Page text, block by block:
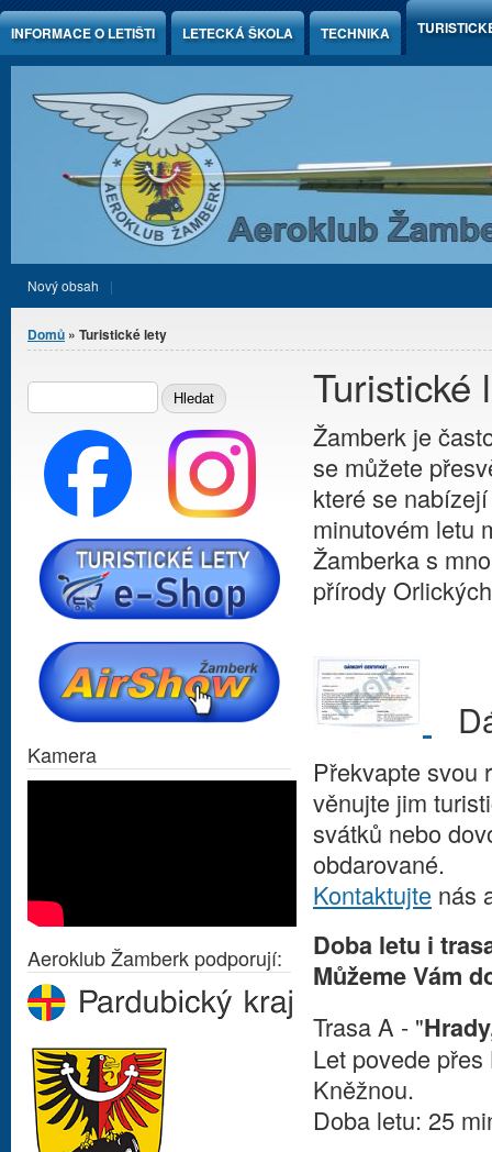
Jump to Content
INFORMACE O LETIŠTI LETECKÁ ŠKOLA TECHNIKA
Nový obsah
Jste zde
Domů » Turistické lety
Turistické
Žamberk je
se můžete
které se
minutovém letu
Žamberka s
přírody
Překvapte svou
věnujte jim
svátků nebo
obdarované.
Kontaktujte nás
Doba letu i
Můžeme Vám
Trasa A - "
Let povede
Kněžnou.
Doba letu: 25
Vyhledávání
Kamera
Aeroklub Žamberk podporují: